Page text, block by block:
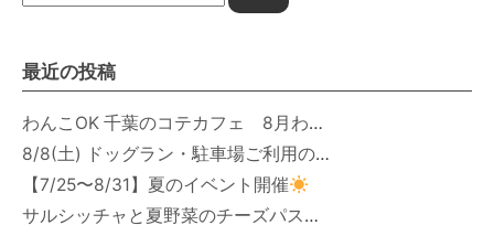
最近の投稿
わんこOK 千葉のコテカフェ 8月わんこの日 オートミールdeローストビーフライス
8/8(土) ドッグラン・駐車場ご利用のお知らせ
【7/25〜8/31】夏のイベント開催
サルシッチャと夏野菜のチーズパスタ期間限定新メニュー登場！